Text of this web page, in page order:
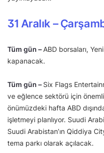
31 Aralık –
Tüm gün – ABD borsaları,
kapanacak.
Tüm gün – Six Flags
ve eğlence sektörü için
önümüzdeki hafta ABD
işletmeyi planlıyor. Suudi
Suudi Arabistan’ın Qiddiya
tema parkı olarak açılacak.